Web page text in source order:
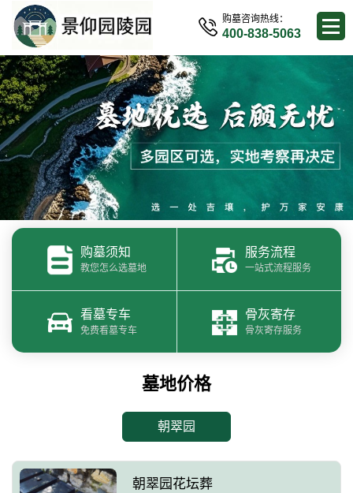
购墓咨询热线：
400-838-5063
购墓须知
教您怎么选墓地
服务流程
一站式流程服务
看墓专车
免费看墓专车
骨灰寄存
骨灰寄存服务
墓地价格
朝翠园
朝翠园花坛葬